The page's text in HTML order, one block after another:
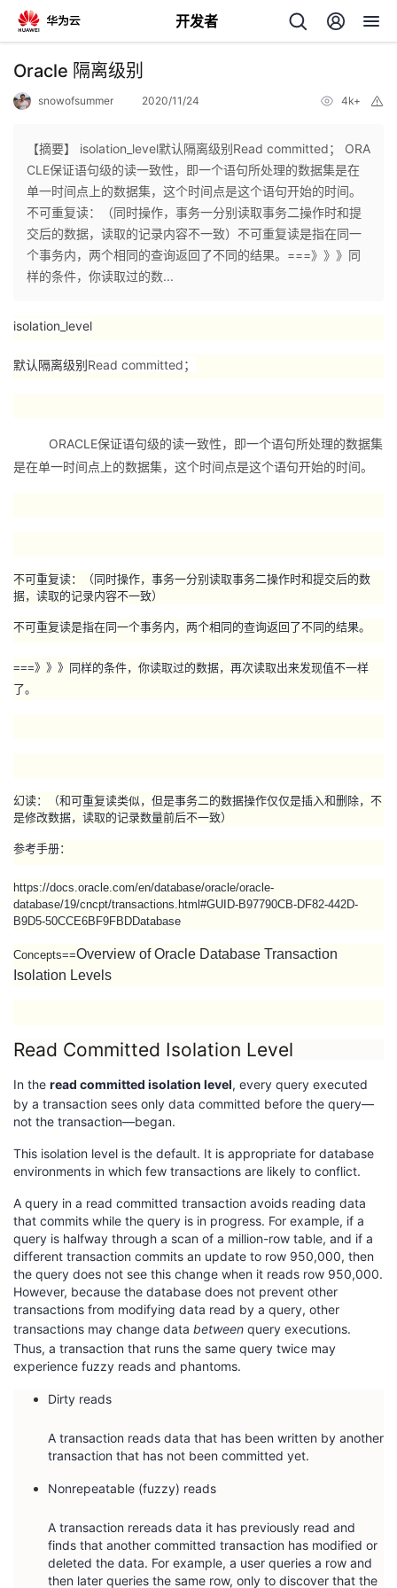
开发者
返
个
人
我
我
客
论
的
我
注
开
发
者
课
程
的
认
证
我
的
实
验
我
的
收
藏
的
Programs
我
的
支
术
支
持
云
声
建
议
Oracle 隔离级别
snowofsummer 2020/11/24 4k+
【摘要】 isolation_level默认隔离级别Read committed； ORA
CLE保证语句级的读一致性，即一个语句所处理的数据集是在
单一时间点上的数据集，这个时间点是这个语句开始的时间。
不可重复读：（同时操作，事务一分别读取事务二操作时和提
交后的数据，读取的记录内容不一致）不可重复读是指在同一
个事务内，两个相同的查询返回了不同的结果。===》》》同
样的条件，你读取过的数...
isolation_level
默认隔离级别Read committed；
ORACLE保证语句级的读一致性，即一个语句所处理的数据集
是在单一时间点上的数据集，这个时间点是这个语句开始的时间。
不可重复读：（同时操作，事务一分别读取事务二操作时和提交后的数
据，读取的记录内容不一致）
不可重复读是指在同一个事务内，两个相同的查询返回了不同的结果。
===》》》 同样的条件，你读取过的数据，再次读取出来发现值不一样
了。
幻读：（和可重复读类似，但是事务二的数据操作仅仅是插入和删除，不
是修改数据，读取的记录数量前后不一致）
参考手册：
https://docs.oracle.com/en/database/oracle/oracle-
database/19/cncpt/transactions.html#GUID-B97790CB-DF82-442D-
B9D5-50CCE6BF9FBDDatabase
Concepts==Overview of Oracle Database Transaction
Isolation Levels
Read Committed Isolation Level
In the read committed isolation level, every query executed
by a transaction sees only data committed before the query—
not the transaction—began.
This isolation level is the default. It is appropriate for database
environments in which few transactions are likely to conflict.
A query in a read committed transaction avoids reading data
that commits while the query is in progress. For example, if a
query is halfway through a scan of a million-row table, and if a
different transaction commits an update to row 950,000, then
the query does not see this change when it reads row 950,000.
However, because the database does not prevent other
transactions from modifying data read by a query, other
transactions may change data between query executions.
Thus, a transaction that runs the same query twice may
experience fuzzy reads and phantoms.
Dirty reads
A transaction reads data that has been written by another
transaction that has not been committed yet.
Nonrepeatable (fuzzy) reads
A transaction rereads data it has previously read and
finds that another committed transaction has modified or
deleted the data. For example, a user queries a row and
then later queries the same row, only to discover that the